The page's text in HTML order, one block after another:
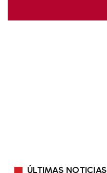
ÚLTIMAS NOTICIAS